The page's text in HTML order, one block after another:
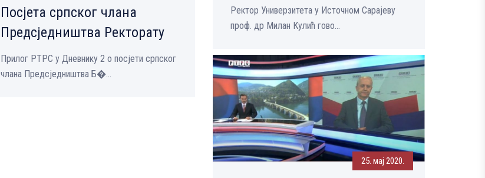
Посјета српског члана
Предсједништва Ректорату
Прилог РТРС у Дневнику 2 о посјети српског
члана Предсједништва Б�...
Ректор Универзитета у Источном Сарајеву
проф. др Милан Кулић гово...
25. мај 2020.